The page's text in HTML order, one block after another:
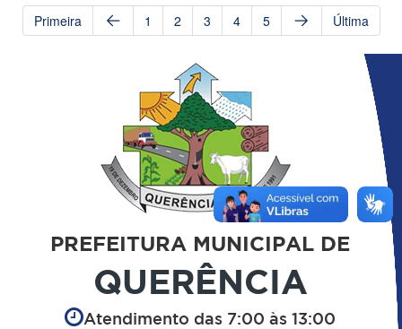
Primeira 1 2 3 4 5 Última
PREFEITURA MUNICIPAL DE
QUERÊNCIA
Atendimento das 7:00 às 13:00